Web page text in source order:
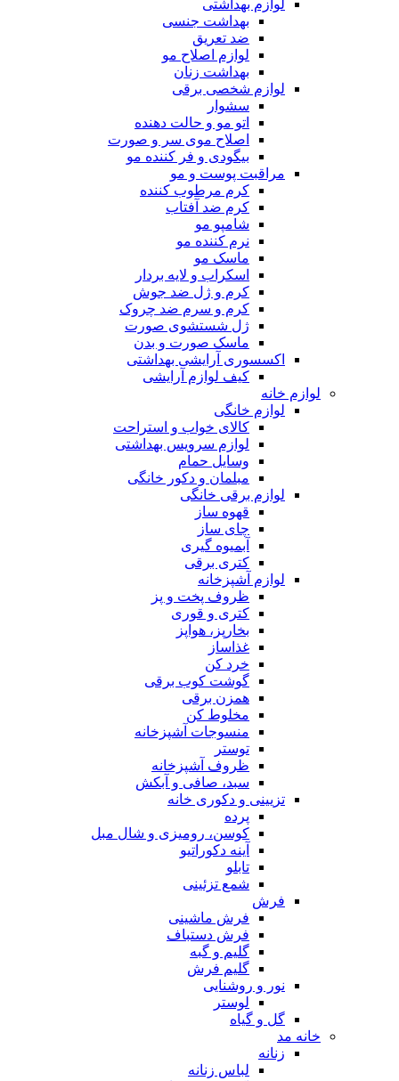
لوازم بهداشتی
بهداشت جنسی
ضد تعریق
لوازم اصلاح مو
بهداشت زنان
لوازم شخصی برقی
سشوار
اتو مو و حالت دهنده
اصلاح موی سر و صورت
بیگودی و فر کننده مو
مراقبت پوست و مو
کرم مرطوب کننده
کرم ضد آفتاب
شامپو مو
نرم کننده مو
ماسک مو
اسکراب و لایه بردار
کرم و ژل ضد جوش
کرم و سرم ضد چروک
ژل شستشوی صورت
ماسک صورت و بدن
اکسسوری آرایشی بهداشتی
کیف لوازم آرایشی
لوازم خانه
لوازم خانگی
کالای خواب و استراحت
لوازم سرویس بهداشتی
وسایل حمام
مبلمان و دکور خانگی
لوازم برقی خانگی
قهوه ساز
چای ساز
آبمیوه گیری
کتری برقی
لوازم آشپزخانه
ظروف پخت و پز
کتری و قوری
بخارپز، هواپز
غذاساز
خرد کن
گوشت کوب برقی
همزن برقی
مخلوط کن
منسوجات آشپزخانه
توستر
ظروف آشپزخانه
سبد، صافی و آبکش
تزیینی و دکوری خانه
پرده
کوسن، رومیزی و شال مبل
آینه دکوراتیو
تابلو
شمع تزئینی
فرش
فرش ماشینی
فرش دستباف
گلیم و گبه
گلیم فرش
نور و روشنایی
لوستر
گل و گیاه
خانه مد
زنانه
لباس زنانه